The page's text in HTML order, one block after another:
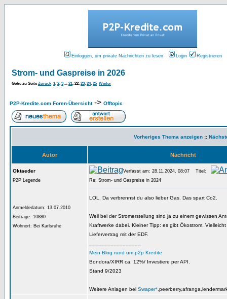
Einloggen, um private Nachrichten zu lesen Login Registrieren
Strom- und Gaspreise in 2026
Gehe zu SeiteZurück 1, 2, 3 ... 21, 22, 23, 24, 25 Weiter
P2P-Kredite.com Foren-Übersicht-> Offtopic
Vorheriges Thema anzeigen ::
Autor Nachricht
Oktaeder
P2P Legende
Anmeldedatum: 13.07.2010
Beiträge: 10880
Wohnort: Bei Karlsruhe
Verfasst am: 28.11.2024, 08:07
Titel:
Re: Strom- und Gaspreise in 2024
LOL. Da verbrennst du also lieber Gas. Das spart Co2.
Weil bei der Stromerstellung sind ja zu einem gewissen
Kraftwerke dabei. Kleiner Tipp: es gibt Ökostrom.
Liefervertrag mit der EDF.
Mein Blog rund um p2p Kredite
Bondora/XIRR ca. 12%/ Investiere per API.
Stand 9/2023
Weitere Anlagen bei Swaper*